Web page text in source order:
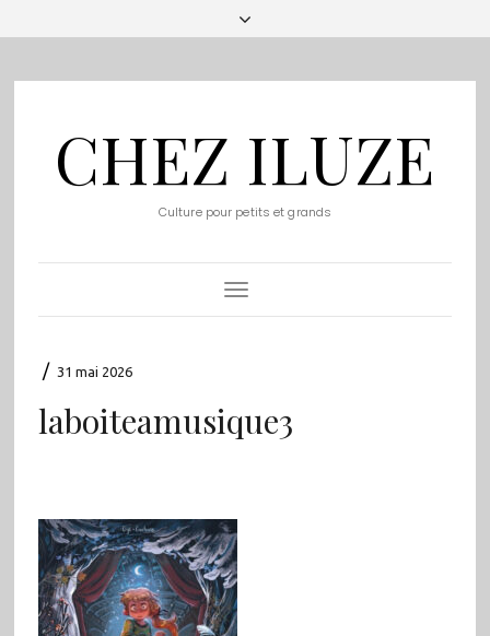
CHEZ ILUZE
Culture pour petits et grands
Toggle
Navigation
/ 31 mai 2026
laboiteamusique3